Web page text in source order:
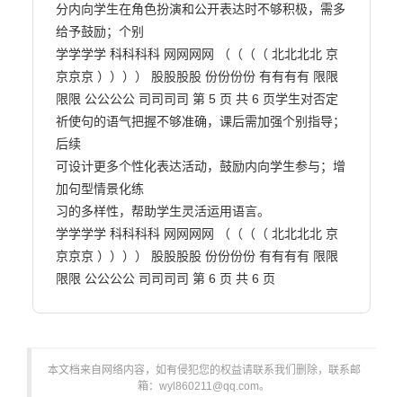
分内向学生在角色扮演和公开表达时不够积极，需多
给予鼓励；个别
学学学学 科科科科 网网网网 （（（（ 北北北北 京
京京京 ）））） 股股股股 份份份份 有有有有 限限
限限 公公公公 司司司司 第 5 页 共 6 页学生对否定
祈使句的语气把握不够准确，课后需加强个别指导；
后续
可设计更多个性化表达活动，鼓励内向学生参与；增
加句型情景化练
习的多样性，帮助学生灵活运用语言。
学学学学 科科科科 网网网网 （（（（ 北北北北 京
京京京 ）））） 股股股股 份份份份 有有有有 限限
本文档来自网络内容，如有侵犯您的权益请联系我们删除，联系邮
箱：wyl860211@qq.com。